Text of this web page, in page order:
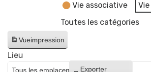
🇫🇷
Vie associative
Toutes les catégories
Vueimpression
Créer
Exporter
Lieu